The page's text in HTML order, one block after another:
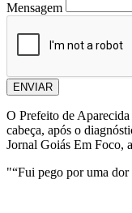
Mensagem
ENVIAR
O Prefeito de
cabeça, após o
Jornal Goiás Em Foco,
"“Fui pego por uma